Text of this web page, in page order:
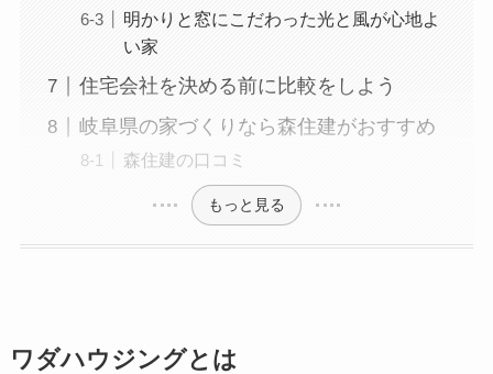
明かりと窓にこだわった光と風が心地よ
い家
住宅会社を決める前に比較をしよう
岐阜県の家づくりなら森住建がおすすめ
森住建の口コミ
もっと見る
ワダハウジングとは